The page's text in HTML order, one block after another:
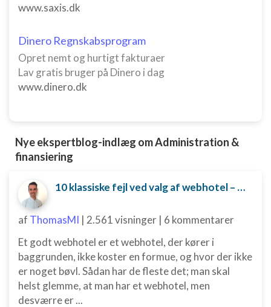
www.saxis.dk
Dinero Regnskabsprogram
Opret nemt og hurtigt fakturaer
Lav gratis bruger på Dinero i dag
www.dinero.dk
Nye ekspertblog-indlæg om Administration &
finansiering
10 klassiske fejl ved valg af webhotel – og hvordan du undgår dem
af ThomasMI | 2.561 visninger | 6 kommentarer
Et godt webhotel er et webhotel, der kører i
baggrunden, ikke koster en formue, og hvor der ikke
er noget bøvl. Sådan har de fleste det; man skal
helst glemme, at man har et webhotel, men
desværre er ...